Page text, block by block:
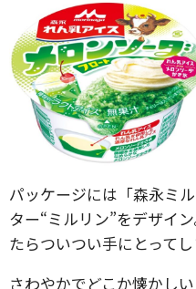
パッケージには「森永ミ
ター“ミルリン”をデザイ
たらついつい手にとって
さわやかでどこか懐かし